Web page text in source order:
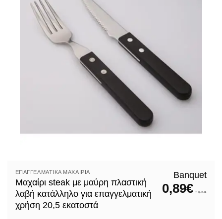
ΕΠΑΓΓΕΛΜΑΤΙΚΆ ΜΑΧΑΊΡΙΑ
Μαχαίρι steak με μαύρη πλαστική
λαβή κατάλληλο για επαγγελματική
χρήση 20,5 εκατοστά
Banquet
0,89€ + φ.π.α.